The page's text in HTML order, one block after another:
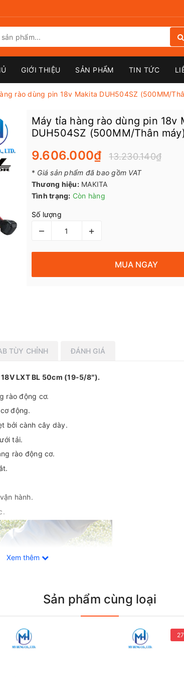
GIỚI THIỆU SẢN PHẨM TIN TỨC
rào dùng pin 18v Makita DUH504SZ (500MM/
Máy tỉa hàng rào dùng pin 18v
DUH504SZ (500MM/Thân máy)
9.606.000₫ 13.230.140₫
* Giá sản phẩm đã bao gồm VAT
Thương hiệu: MAKITA
Tình trạng: Còn hàng
Số lượng
– +
MUA NGAY
TÙY CHỈNH ĐÁNH GIÁ
LXT BL 50cm (19-5/8″).
rào động cơ.
động.
bởi cành cây dày.
tải.
rào động cơ.
hành.
Xem thêm
Sản phẩm cùng loại